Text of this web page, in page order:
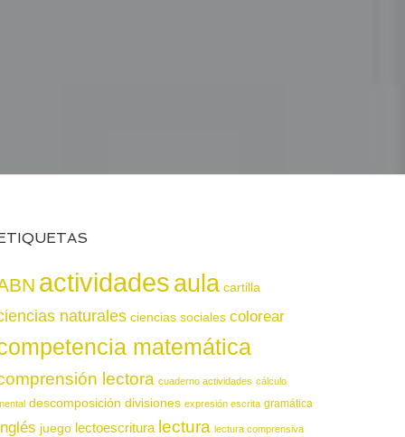
actividadesaula cartilla
naturales ciencias sociales colorear
matemática
lectora cuaderno actividades cálculo
descomposición divisiones expresión escrita gramática
juego lectoescritura lectura lectura comprensiva